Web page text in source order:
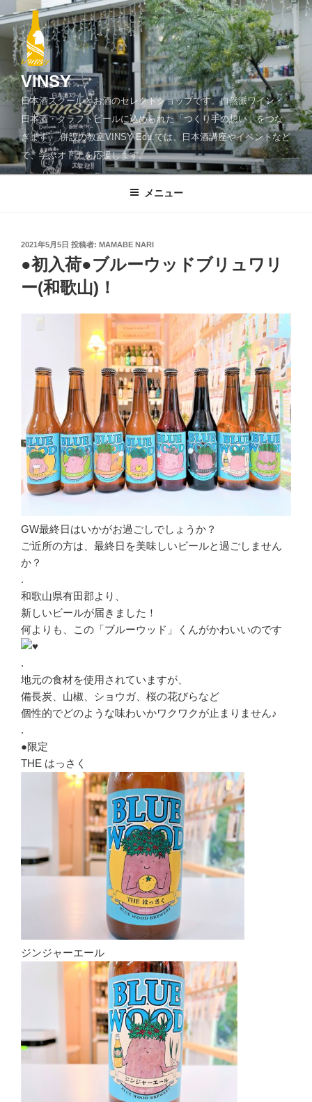
ン
ツ
へ
ッ
プ
VINSY
日本酒スクールとお酒のセレクトショップです。自然派ワイン・
日本酒・クラフトビールに込められた「つくり手の想い」をつな
ぎます。 併設の教室VINSY Edu.では、日本酒講座やイベントなど
で、学ぶオトナを応援します。
メニュー
投
日:
2021年5月5日 投稿者: MAMABE NARI
●初入荷●ブルーウッドブリュワリ
ー(和歌山)！
GW最終日はいかがお過ごしでしょうか？
ご近所の方は、最終日を美味しいビールと過ごしません
か？
.
和歌山県有田郡より、
新しいビールが届きました！
何よりも、この「ブルーウッド」くんがかわいいのです
.
地元の食材を使用されていますが、
備長炭、山椒、ショウガ、桜の花びらなど
個性的でどのような味わいかワクワクが止まりません♪
.
●限定
THE はっさく
ジンジャーエール